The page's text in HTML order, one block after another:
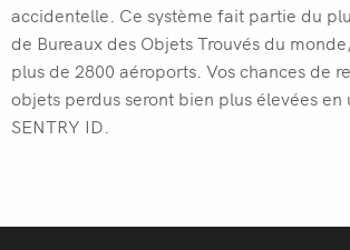
accidentelle. Ce système fait partie du
de Bureaux des Objets Trouvés du
plus de 2800 aéroports. Vos chances de
objets perdus seront bien plus élevées en
SENTRY ID.